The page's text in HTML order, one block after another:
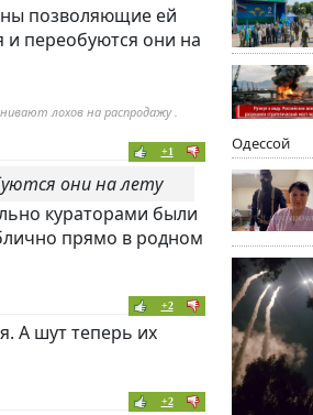
Одессой
позволяющие ей
и переобуются они на
лохов на распродажу .
+1
они на лету
кураторами были
прямо в родном
+2
А шут теперь их
+2